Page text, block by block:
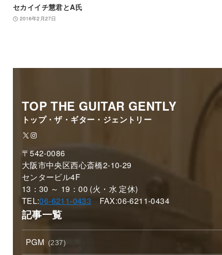
セカイイチ慧君とA氏
2016年2月27日
TOP THE GUITAR GENTLY
トップ・ザ・ギター・ジェントリー
X Instagram
〒542-0086
大阪市中央区西心斎橋2-10-29
センタービル4F
13：30 ～ 19：00 (火・水 定休)
TEL:06-6211-0433 FAX:06-6211-0434
記事一覧
PGM (237)